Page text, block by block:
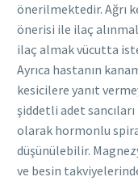
önerilmektedir. Ağrı
önerisi ile ilaç
ilaç almak vücutta
Ayrıca hastanın
kesicilere yanıt
şiddetli adet
olarak hormonlu
düşünülebilir.
ve besin